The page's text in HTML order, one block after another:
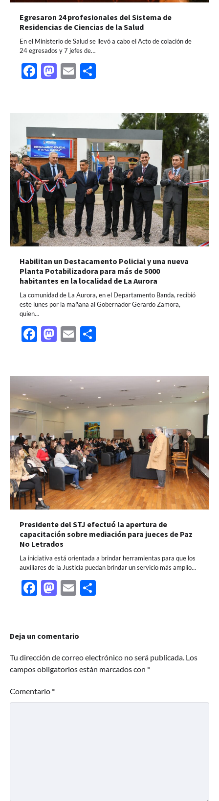
Egresaron 24 profesionales del Sistema de
Residencias de Ciencias de la Salud
En el Ministerio de Salud se llevó a cabo el Acto de colación de
24 egresados y 7 jefes de…
Facebook
Mastodon
Email
Habilitan un Destacamento Policial y una nueva
Planta Potabilizadora para más de 5000
habitantes en la localidad de La Aurora
La comunidad de La Aurora, en el Departamento Banda, recibió
este lunes por la mañana al Gobernador Gerardo Zamora,
quien…
Facebook
Mastodon
Email
Presidente del STJ efectuó la apertura de
capacitación sobre mediación para jueces de Paz
No Letrados
La iniciativa está orientada a brindar herramientas para que los
auxiliares de la Justicia puedan brindar un servicio más amplio…
Facebook
Mastodon
Email
Deja un comentario
Tu dirección de correo electrónico no será publicada. Los
campos obligatorios están marcados con *
Comentario *